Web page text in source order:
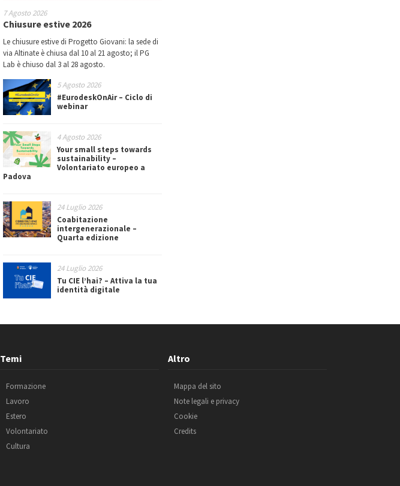
7 Agosto 2026
Chiusure estive 2026
Le chiusure estive di Progetto Giovani: la sede di
via Altinate è chiusa dal 10 al 21 agosto; il PG
Lab è chiuso dal 3 al 28 agosto.
5 Agosto 2026
#EurodeskOnAir – Ciclo di
webinar
4 Agosto 2026
Your small steps towards
sustainability –
Volontariato europeo a
Padova
24 Luglio 2026
Coabitazione
intergenerazionale –
Quarta edizione
24 Luglio 2026
Tu CIE l’hai? – Attiva la tua
identità digitale
Temi
Formazione
Lavoro
Estero
Volontariato
Cultura
Altro
Mappa del sito
Note legali e privacy
Cookie
Credits